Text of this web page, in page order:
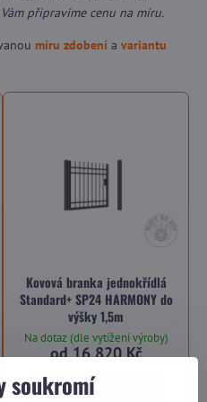
připravíme cenu na míru.
míru zdobení a variantu
Kovová branka jednokřídlá
Standard+ SP24 HARMONY do
výšky 1,5m
Na dotaz (dle vytížení výroby)
od 16 820 Kč
Zobrazit
soukromí